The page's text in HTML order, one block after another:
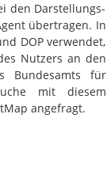
den Darstellungs-
übertragen. In
DOP verwendet,
Nutzers an den
Bundesamts für
mit diesem
angefragt.